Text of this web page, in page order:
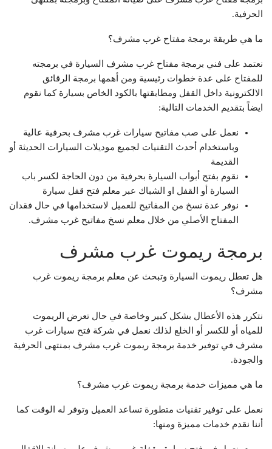
الحرفية.
ما هي طريقة برمجة مفتاح غرب مشرف؟
نعتمد على فني برمجة مفتاح غرب مشرف السيارة في برمجته
للمفتاح على عدة خطوات رئيسية ومن أهمها برمجة الرقائق
الالكترونية داخل القفل ومطابقتها بالكود الخاص بسيارة كما نقوم
ايضاً بتقديم الخدمات التالية:
نعمل على صب مفاتيح سيارات غرب مشرف بحرفية عالية
وباستخدام أحدث التقنيات لجميع موديلات السيارات الحديثة أو
القديمة
نقوم بفتح أبواب السيارة بحرفية من دون الحاجة لكسر باب
السيارة أو القفل او الشباك عبر معلم فتح قفل سيارة
نوفر عدة نسخ من المفاتيح للعميل لاستخدامها في حال فقدان
المفتاح الأصلي من خلال معلم نسخ مفاتيح غرب مشرف.
برمجة ريموت غرب مشرف
هل تعطل ريموت السيارة وتبحث عن معلم برمجة ريموت غرب
مشرف؟
نتكرر هذه الأعطال بشكل كبير وخاصة في حال تعرض الريموت
للمياه أو للكسر أو الخلع لذلك نعمل في شركة فتح سيارات غرب
مشرف في توفير خدمة برمجة ريموت غرب مشرف بمنتهى الحرفية
والجودة.
ما هي مميزات خدمة برمجة ريموت غرب مشرف؟
نعمل على توفير تقنيات متطورة تساعد العميل وتوفر له الوقت كما
أننا نقدم خدمات مميزة ومنها: